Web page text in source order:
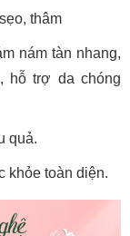
thâm
nám tàn nhang,
hỗ trợ da chóng
quả.
khỏe toàn diện.